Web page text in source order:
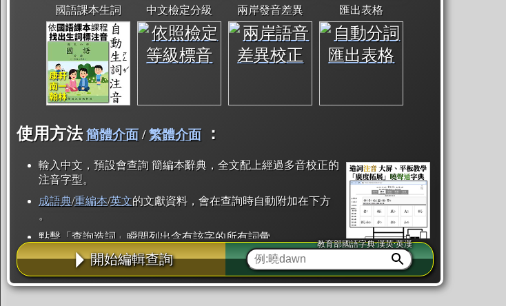
國語課本生詞 中文檢定分級 兩岸發音差異 匯出表格
使用方法 簡體介面/繁體介面 ：
輸入中文，預設會查詢 簡編本辭典，全文配上經過多音校正的
注音字型。
成語典/重編本/英文的文獻資料，會在查詢時自動附加在下方
。
點擊「查詢造詞」瞬間列出含有該字的所有詞彙。
點「部首」瞬間列出所有「同部首字」。也支援查詢「同注音」或「同筆畫」。
辭典解釋的全文都經過自動斷詞，點擊便可瞬間「連續查詢」此字詞的解釋，不
用手動重複輸入。
開始編輯查詢
教育部國語字典·漢英·英漢